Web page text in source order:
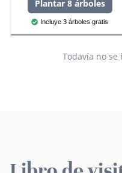
Plantar 8 árboles
Incluye 3 árboles gratis
Todavía no